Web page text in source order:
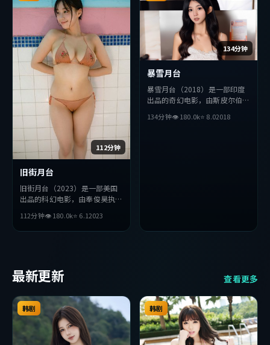
112分钟
旧街月台
旧街月台（2023）是一部美国
出品的科幻电影，由奉俊昊执
等主演。影片在叙事与视听上力
求突破，探讨人性与抉择，节奏
112分钟👁180.0k⭐ 6.12023
134分钟
暴雪月台
暴雪月台（2018）是一部印度
出品的奇幻电影，由斯皮尔伯格
金高银等主演。影片在叙事与视
134分钟👁180.0k⭐ 8.02018
最新更新 查看更多
韩剧 韩剧